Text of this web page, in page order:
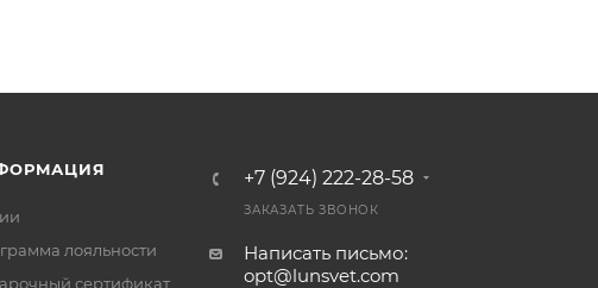
лояльности
сертификат
+7 (924) 222-28-58
ЗАКАЗАТЬ ЗВОНОК
Написать письмо:
opt@lunsvet.com